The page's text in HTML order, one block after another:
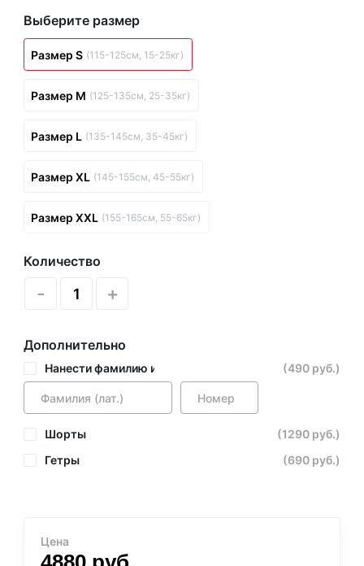
Выберите размер
Размер S (115-125см, 15-25кг)
Размер M (125-135см, 25-35кг)
Размер L (135-145см, 35-45кг)
Размер XL (145-155см, 45-55кг)
Размер XXL (155-165см, 55-65кг)
Количество
- +
Дополнительно
Нанести фамилию и номер (490 руб.)
Шорты
(1290 руб.)
Гетры
(690 руб.)
Цена